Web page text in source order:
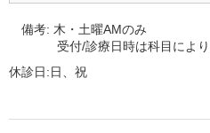
備考: 木・土曜AMのみ
受付/診療日時は科目によ
休診日:日、祝